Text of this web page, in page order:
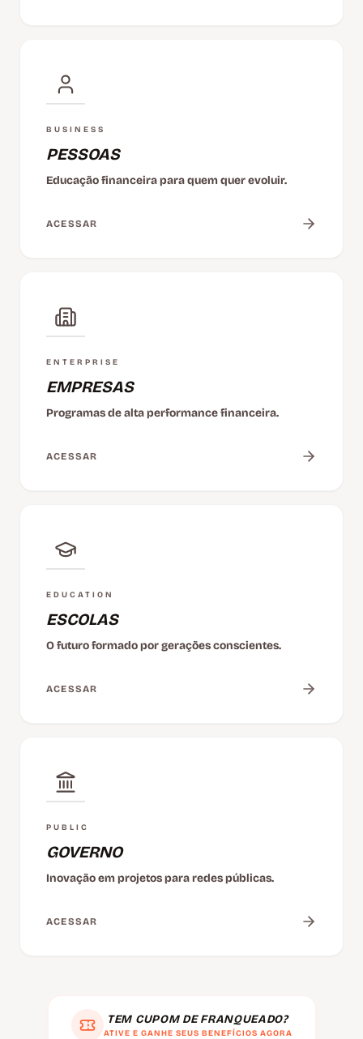
BUSINESS
PESSOAS
Educação financeira para quem quer evoluir.
ACESSAR
ENTERPRISE
EMPRESAS
Programas de alta performance financeira.
ACESSAR
EDUCATION
ESCOLAS
O futuro formado por gerações conscientes.
ACESSAR
PUBLIC
GOVERNO
Inovação em projetos para redes públicas.
ACESSAR
TEM CUPOM DE FRANQUEADO?
ATIVE E GANHE SEUS BENEFÍCIOS AGORA